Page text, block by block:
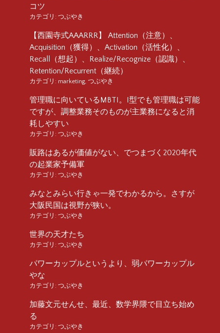
コツ
カテゴリ: つぶやき
【西園寺式AAARRR】 Attention（注意）、
Acquisition（獲得）、Activation（活性化）、
Recall（想起）、Realize/Recognize（認識）、
Retention/Recurrent（継続）
カテゴリ: marketing, つぶやき
管理職に向いているMBTI。I型でも管理職は可能
ですが、調整業務そのものが主業務になると消
耗しやすい
カテゴリ: つぶやき
販路はあるが価値がない、でつまづく2020年代
の起業家予備軍
カテゴリ: つぶやき
みなとみらい行きゃ一発でわかるから。さすが
大阪民国は視野が狭い。
カテゴリ: つぶやき
世界の天才たち
カテゴリ: つぶやき
パワーカップルというより、弱パワーカップル
やな
カテゴリ: つぶやき
加藤文元せんせ、最近、数学界隈で目立ち始め
る
カテゴリ: つぶやき